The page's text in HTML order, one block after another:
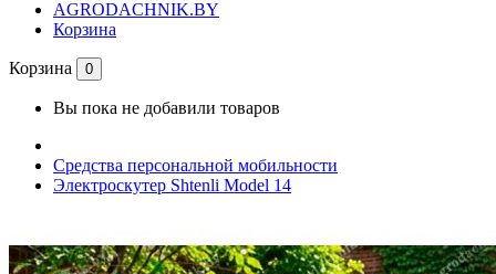
AGRODACHNIK.BY
Корзина
Корзина 0
Вы пока не добавили товаров
Средства персональной мобильности
Электроскутер Shtenli Model 14